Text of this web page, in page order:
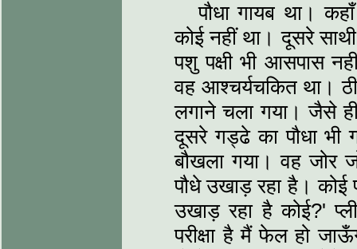
पौधा गायब था।
कोई नहीं था। दूसरे
पशु पक्षी भी आसपास
वह आश्चर्यचकित था।
लगाने चला गया। जैसे
दूसरे गड्ढे का पौधा भी
बौखला गया। वह जोर
पौधे उखाड़ रहा है। कोई
उखाड़ रहा है कोई?'
परीक्षा है मैं फेल हो